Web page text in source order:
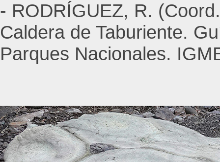
- RODRÍGUEZ, R.
Caldera de Taburiente.
Parques Nacionales.